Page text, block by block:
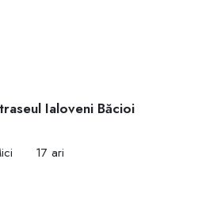
Ialoveni Băcioi
17 ari